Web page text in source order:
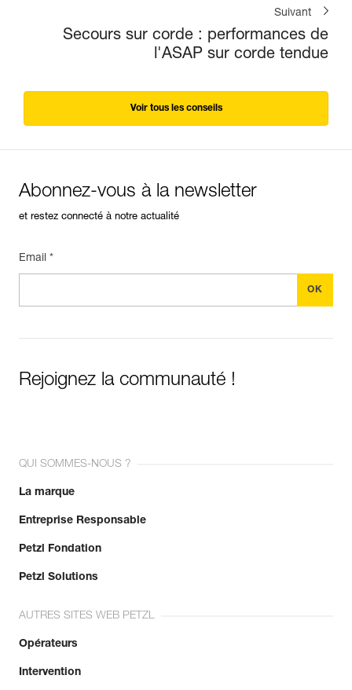
Suivant
Secours sur corde : performances de
l'ASAP sur corde tendue
Voir tous les conseils
Abonnez-vous à la newsletter
et restez connecté à notre actualité
Email *
Rejoignez la communauté !
QUI SOMMES-NOUS ?
La marque
Entreprise Responsable
Petzl Fondation
Petzl Solutions
AUTRES SITES WEB PETZL
Opérateurs
Intervention